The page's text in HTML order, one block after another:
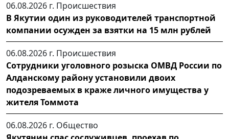
06.08.2026 г. Происшествия
В Якутии один из руководителей транспортной
компании осужден за взятки на 15 млн рублей
06.08.2026 г. Происшествия
Сотрудники уголовного розыска ОМВД России по
Алданскому району установили двоих
подозреваемых в краже личного имущества у
жителя Томмота
06.08.2026 г. Общество